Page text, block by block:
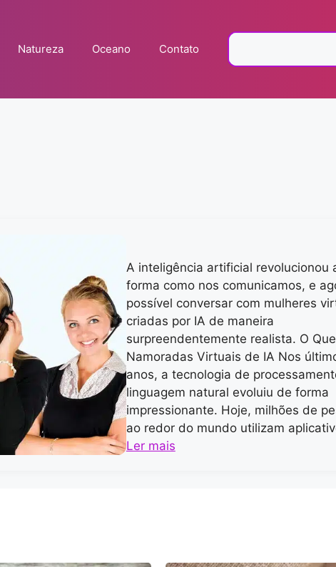
Natureza Oceano Contato
A inteligência artificial revolucionou
forma como nos comunicamos, e
possível conversar com mulheres
criadas por IA de maneira
surpreendentemente realista. O
Namoradas Virtuais de IA Nos
anos, a tecnologia de
linguagem natural evoluiu de forma
impressionante. Hoje, milhões de
ao redor do mundo utilizam
Ler mais